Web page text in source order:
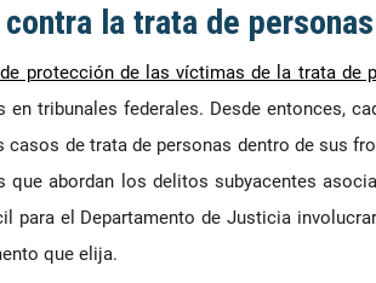
la trata de personas
protección de las víctimas de la trata de
tribunales federales. Desde entonces,
casos de trata de personas dentro de sus
que abordan los delitos subyacentes
para el Departamento de Justicia
que elija.